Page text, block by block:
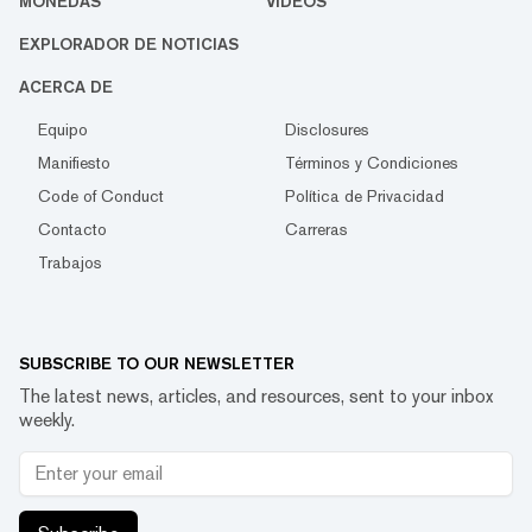
EXPLORADOR DE NOTICIAS
ACERCA DE
Equipo
Disclosures
Manifiesto
Términos y Condiciones
Code of Conduct
Política de Privacidad
Contacto
Carreras
Trabajos
SUBSCRIBE TO OUR NEWSLETTER
The latest news, articles, and resources, sent to your inbox
weekly.